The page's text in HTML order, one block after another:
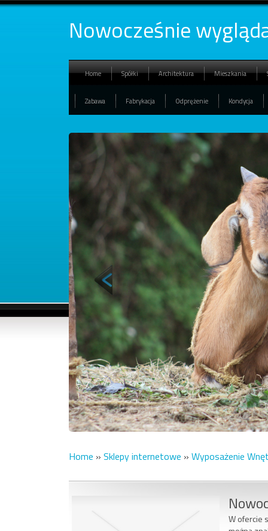
Nowocześnie
Home Spółki Architektura Mieszkania
Zabawa Fabrykacja Odprężenie Kondycja
Home » Sklepy internetowe » Wyposażenie
W ofercie